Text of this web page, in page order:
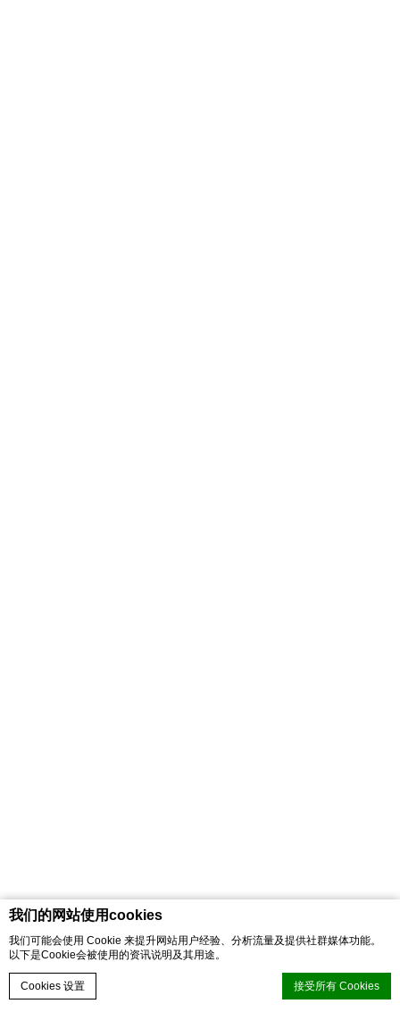
我们的网站使用cookies
我们可能会使用 Cookie 来提升网站用户经验、分析流量及提供社群媒体功能。
以下是Cookie会被使用的资讯说明及其用途。
Cookies 设置 接受所有 Cookies